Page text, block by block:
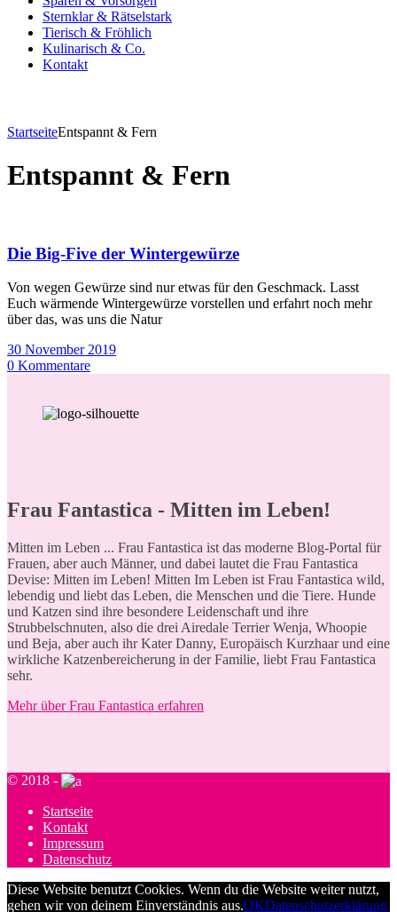
Sternklar & Rätselstark
Tierisch & Fröhlich
Kulinarisch & Co.
Kontakt
StartseiteEntspannt & Fern
Entspannt & Fern
Die Big-Five der Wintergewürze
Von wegen Gewürze sind nur etwas für den Geschmack. Lasst
Euch wärmende Wintergewürze vorstellen und erfahrt noch mehr
über das, was uns die Natur
30 November 2019
0 Kommentare
Frau Fantastica - Mitten im Leben!
Mitten im Leben ... Frau Fantastica ist das moderne Blog-Portal für
Frauen, aber auch Männer, und dabei lautet die Frau Fantastica
Devise: Mitten im Leben! Mitten Im Leben ist Frau Fantastica wild,
lebendig und liebt das Leben, die Menschen und die Tiere. Hunde
und Katzen sind ihre besondere Leidenschaft und ihre
Strubbelschnuten, also die drei Airedale Terrier Wenja, Whoopie
und Beja, aber auch ihr Kater Danny, Europäisch Kurzhaar und eine
wirkliche Katzenbereicherung in der Familie, liebt Frau Fantastica
sehr.
Mehr über Frau Fantastica erfahren
© 2018 -
Startseite
Kontakt
Impressum
Datenschutz
Diese Website benutzt Cookies. Wenn du die Website weiter nutzt,
gehen wir von deinem Einverständnis aus.OKDatenschutzerklärung